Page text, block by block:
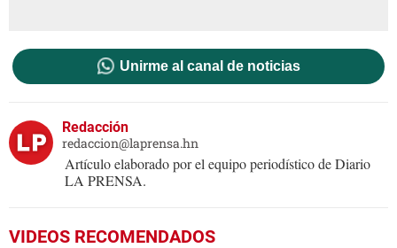
Unirme al canal de noticias
Redacción
redaccion@laprensa.hn
Artículo elaborado por el equipo periodístico de Diario
LA PRENSA.
VIDEOS RECOMENDADOS